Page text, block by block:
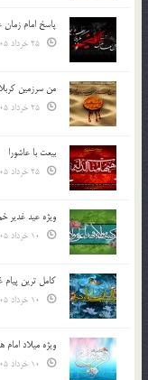
پاسخ امام زمان
من سرزمین کربلا
بیعت با عاشورا
ویژه عید غدیر
کامل ترین پیام
ویژه میلاد امام